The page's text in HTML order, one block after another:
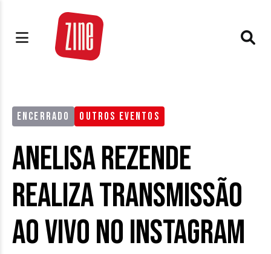
ENCERRADO OUTROS EVENTOS
Anelisa Rezende
realiza transmissão
ao vivo no Instagram